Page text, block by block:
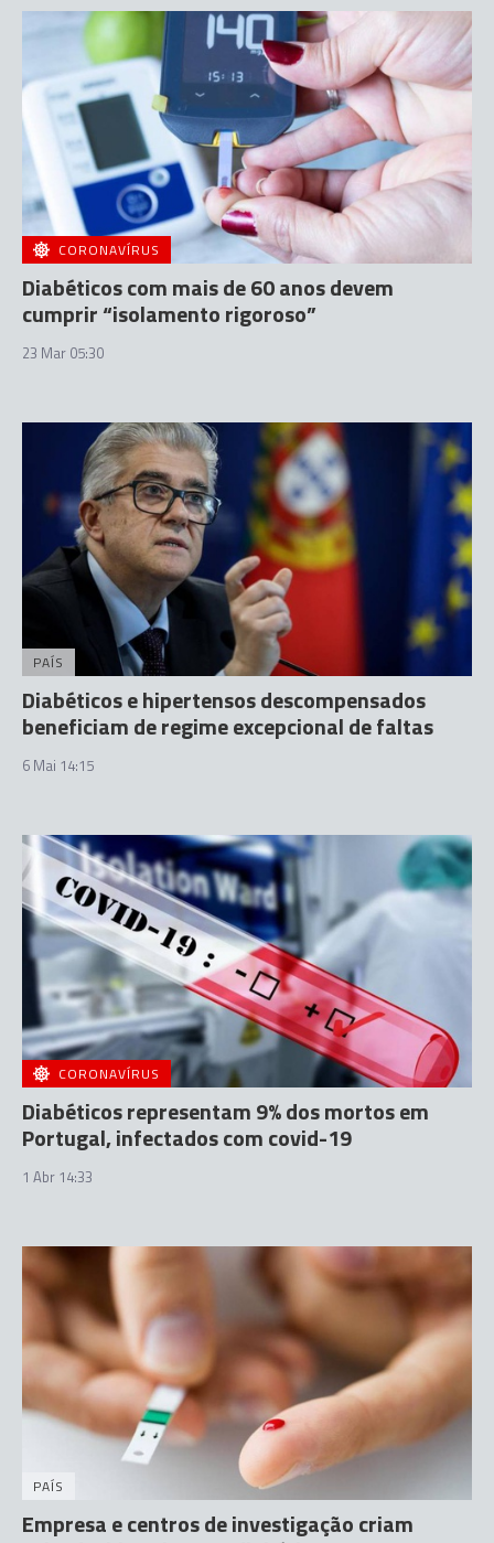
CORONAVÍRUS
Diabéticos com mais de 60 anos devem
cumprir “isolamento rigoroso”
23 Mar 05:30
PAÍS
Diabéticos e hipertensos descompensados
beneficiam de regime excepcional de faltas
6 Mai 14:15
CORONAVÍRUS
Diabéticos representam 9% dos mortos em
Portugal, infectados com covid-19
1 Abr 14:33
PAÍS
Empresa e centros de investigação criam